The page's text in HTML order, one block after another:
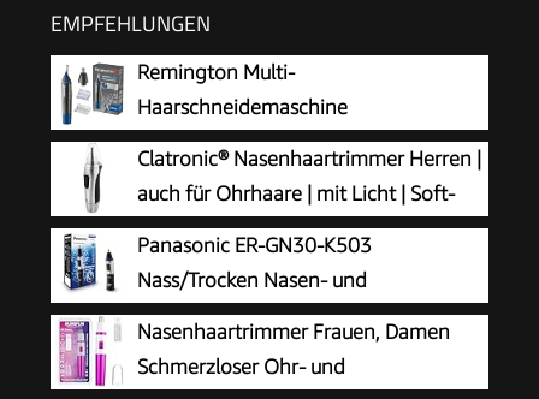
EMPFEHLUNGEN
Remington Multi-
Haarschneidemaschine
[Nasenhaartrimmer,
Ohrenhaartrimmer, Augenbrauenrasierer]
Trimmer mit Auswaschfunktions-Knopf inkl. 3
Aufsteckkämme+Rotationsschneideaufsatz,
NE3850
Clatronic® Nasenhaartrimmer Herren |
auch für Ohrhaare | mit Licht | Soft-
Touch-Gehäuse | Edelstahl-Scherkopf
(abnehmbar) | Nasenhaarentferner | Nasenhaare
entfernen | Nasentrimmer | NE 3595
Panasonic ER-GN30-K503
Nass/Trocken Nasen- und
Ohrhaartrimmer für Männer,
hypoallergene Zweifachklinge, Vortex-
Reinigungssystem, kabellos, Schwarz
Nasenhaartrimmer Frauen, Damen
Schmerzloser Ohr- und